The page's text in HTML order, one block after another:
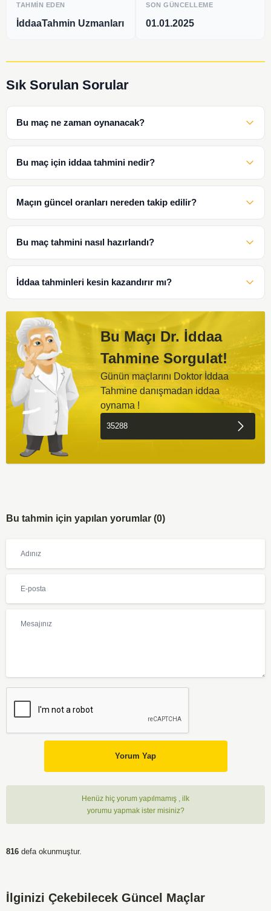
TAHMIN EDEN
İddaaTahmin Uzmanları
SON GÜNCELLEME
01.01.2025
Sık Sorulan Sorular
Bu maç ne zaman oynanacak?
Bu maç için iddaa tahmini nedir?
Maçın güncel oranları nereden takip edilir?
Bu maç tahmini nasıl hazırlandı?
İddaa tahminleri kesin kazandırır mı?
Bu Maçı Dr. İddaa
Tahmine Sorgulat!
Günün maçlarını Doktor İddaa
Tahmine danışmadan iddaa
oynama !
Bu tahmin için yapılan yorumlar (0)
Yorum Yap
Henüz hiç yorum yapılmamış , ilk
yorumu yapmak ister misiniz?
816 defa okunmuştur.
İlginizi Çekebilecek Güncel Maçlar